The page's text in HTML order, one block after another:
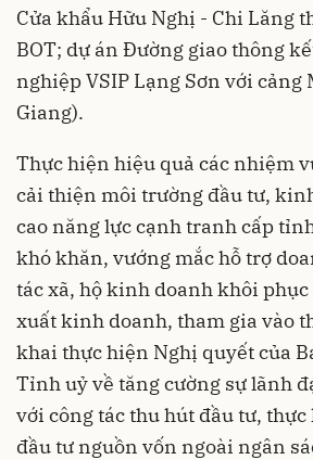
Cửa khẩu Hữu Nghị - Chi Lăng
BOT; dự án Đường giao thông
nghiệp VSIP Lạng Sơn với cảng
Giang).
Thực hiện hiệu quả các nhiệm
cải thiện môi trường đầu tư,
cao năng lực cạnh tranh cấp
khó khăn, vướng mắc hỗ trợ
tác xã, hộ kinh doanh khôi phục
xuất kinh doanh, tham gia vào
khai thực hiện Nghị quyết của
Tỉnh uỷ về tăng cường sự lãnh
với công tác thu hút đầu tư, thực
đầu tư nguồn vốn ngoài ngân